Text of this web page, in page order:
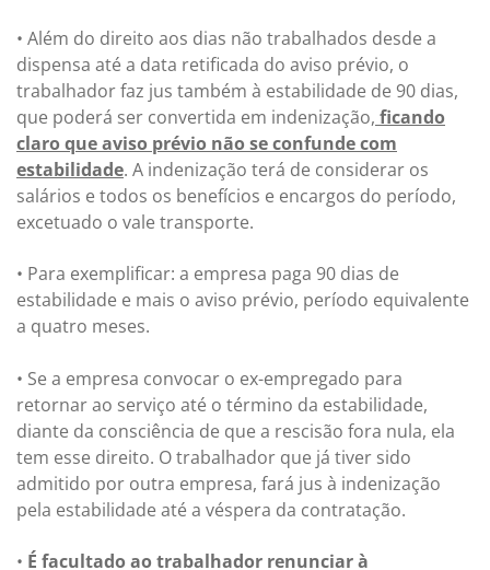
• Além do direito aos dias não trabalhados desde a
dispensa até a data retificada do aviso prévio, o
trabalhador faz jus também à estabilidade de 90 dias,
que poderá ser convertida em indenização, ficando
claro que aviso prévio não se confunde com
estabilidade. A indenização terá de considerar os
salários e todos os benefícios e encargos do período,
excetuado o vale transporte.
• Para exemplificar: a empresa paga 90 dias de
estabilidade e mais o aviso prévio, período equivalente
a quatro meses.
• Se a empresa convocar o ex-empregado para
retornar ao serviço até o término da estabilidade,
diante da consciência de que a rescisão fora nula, ela
tem esse direito. O trabalhador que já tiver sido
admitido por outra empresa, fará jus à indenização
pela estabilidade até a véspera da contratação.
• É facultado ao trabalhador renunciar à